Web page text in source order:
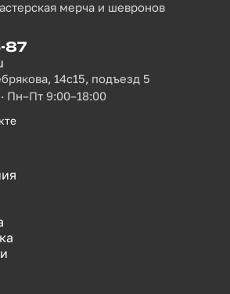
мерча и шевронов
87
14с15, подъезд 5
Пн–Пт 9:00–18:00